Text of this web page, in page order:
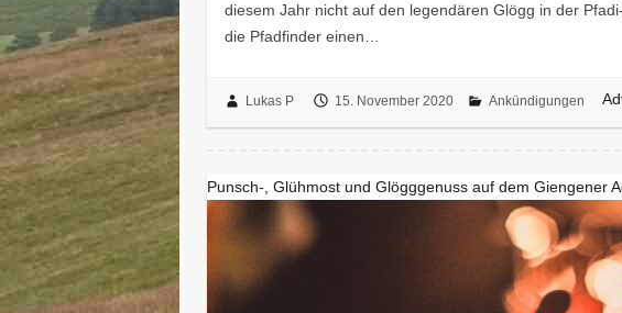
diesem Jahr nicht auf den legendären Glögg in der
die Pfadfinder einen…
Lukas P 15. November 2020 Ankündigungen
Punsch-, Glühmost und Glögggenuss auf dem Giengener